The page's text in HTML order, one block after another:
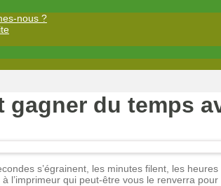
nous ?
gagner du temps
s’égrainent, les minutes filent, les
l’imprimeur qui peut-être vous le renverra